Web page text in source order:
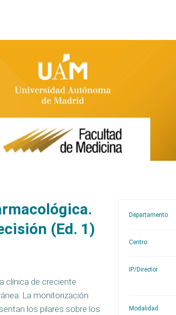
(Ed. 1)
clínica de creciente
La monitorización
los pilares sobre los
Departamento
Centro
IP/Director
Modalidad